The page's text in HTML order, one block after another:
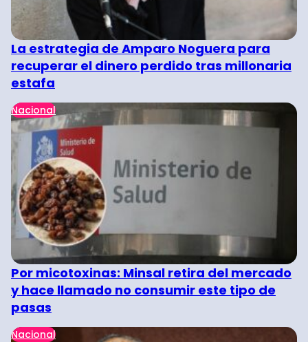
La estrategia de Amparo Noguera para
recuperar el dinero perdido tras millonaria
estafa
Nacional
Por micotoxinas: Minsal retira del mercado
y hace llamado no consumir este tipo de
pasas
Nacional